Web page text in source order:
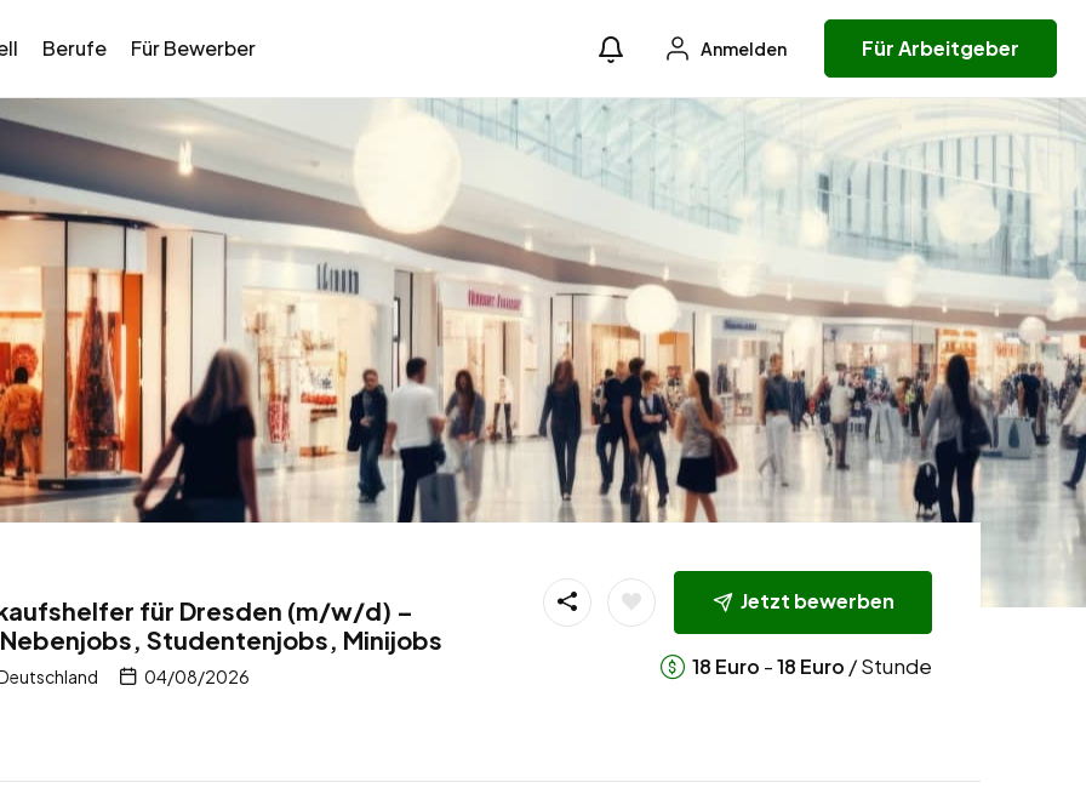
Berufe Für Bewerber Anmelden Für Arbeitgeber
für Dresden (m/w/d) –
Studentenjobs, Minijobs
04/08/2026
Jetzt bewerben
18 Euro -18 Euro / Stunde